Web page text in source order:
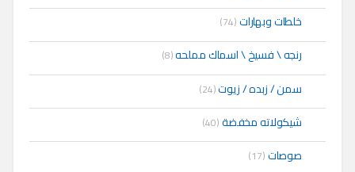
خلطات وبهارات(74)
رنجه \ فسيخ \ اسماك مملحه(8)
سمن / زبده / زيوت(24)
شيكولاته مخفضة(40)
صوصات(17)